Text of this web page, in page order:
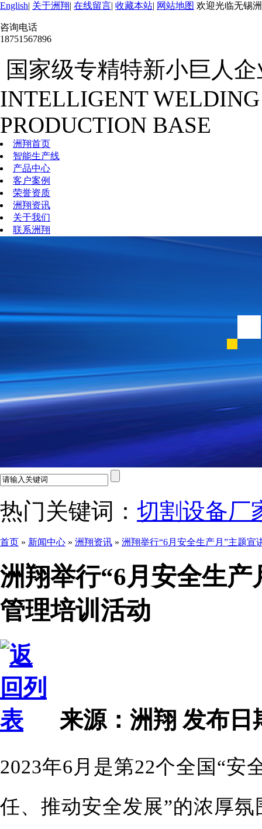
English| 关于洲翔| 在线留言| 收藏本站| 网站地图 欢迎光临无锡
咨询电话
18751567896
国家级专精特新小巨人企
INTELLIGENT
PRODUCTION BASE
洲翔首页
智能生产线
产品中心
客户案例
荣誉资质
洲翔资讯
关于我们
联系洲翔
热门关键词： 切割设备厂
首页 » 新闻中心 » 洲翔资讯 » 洲翔举行“6月安全生产月”主题
洲翔举行“6月安全生
管理培训活动
来源：洲翔发布日
2023年6月是第22个全国“安
任、推动安全发展”的浓厚